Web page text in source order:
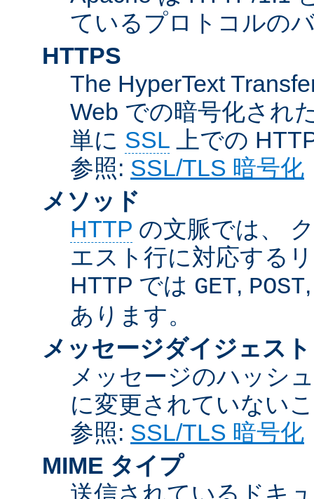
ているプロトコルの
HTTPS
The HyperText
Web での暗号化され
単に SSL 上での
参照: SSL/TLS 暗号化
メソッド
HTTP の文脈では、
エスト行に対応する
HTTP では GET, POST
あります。
メッセージダイジェスト
メッセージのハッシ
に変更されていない
参照: SSL/TLS 暗号化
MIME タイプ
送信されているドキ